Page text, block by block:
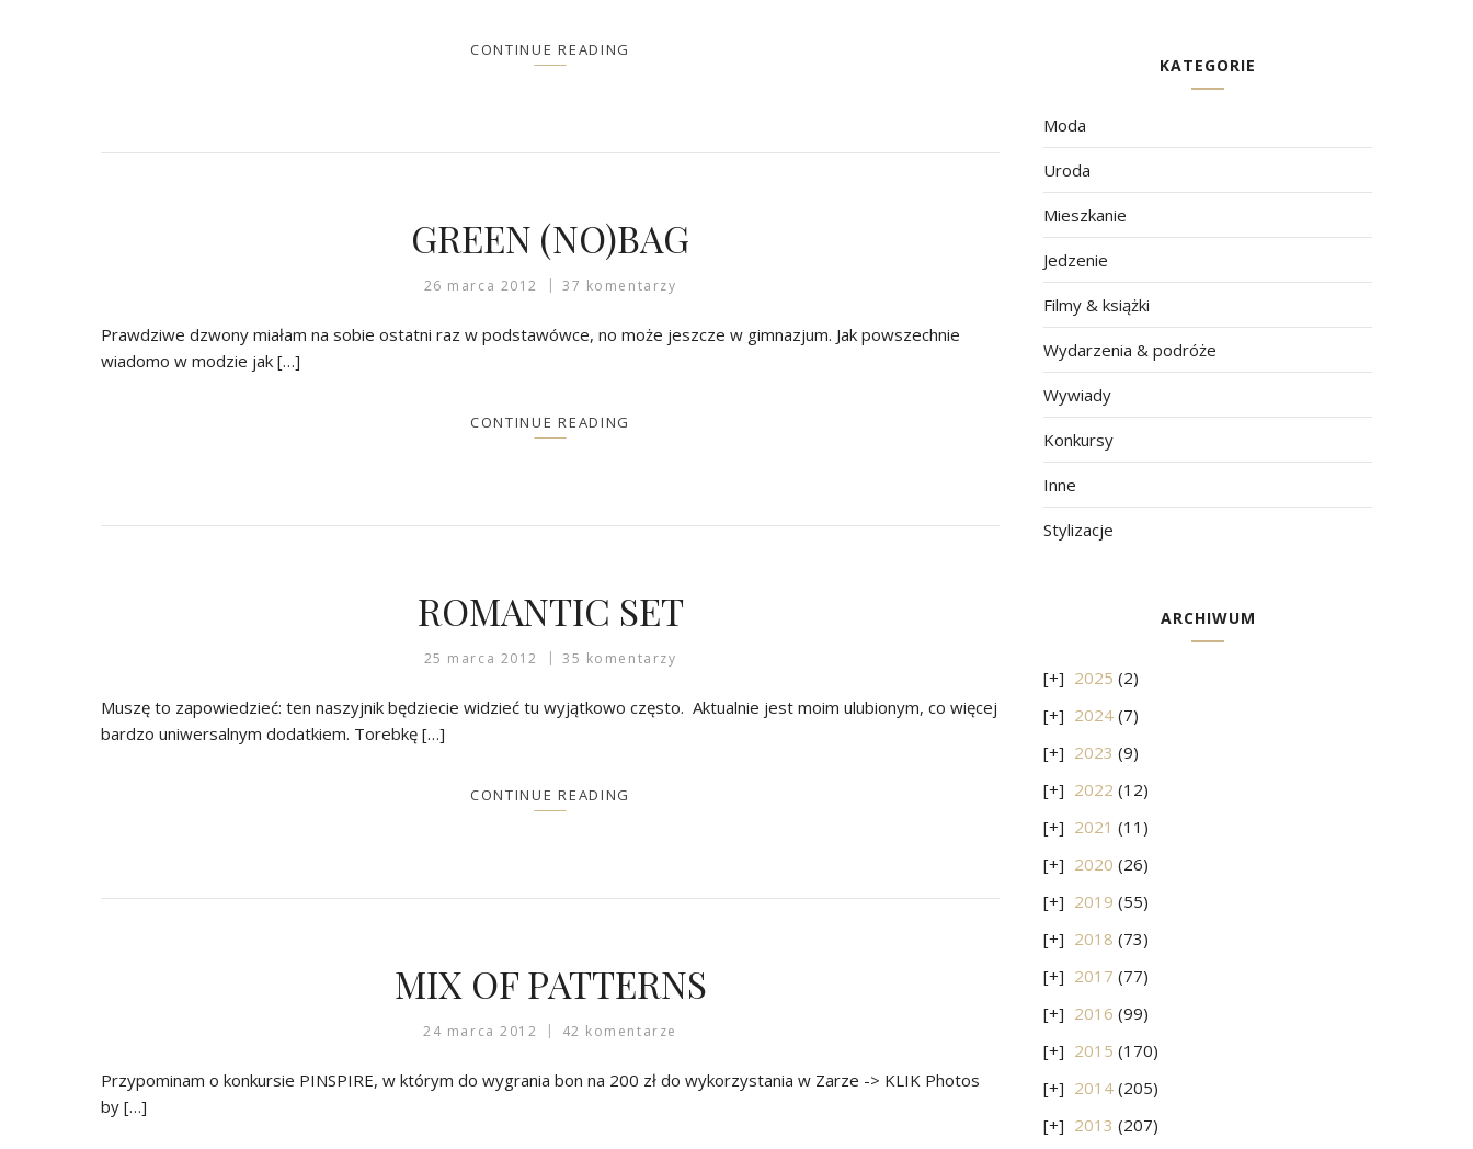
CONTINUE READING
GREEN (NO)BAG
26 marca 2012 37 komentarzy
Prawdziwe dzwony miałam na sobie ostatni raz w podstawówce, no może jeszcze w gimnazjum. Jak powszechnie
wiadomo w modzie jak […]
CONTINUE READING
ROMANTIC SET
25 marca 2012 35 komentarzy
Muszę to zapowiedzieć: ten naszyjnik będziecie widzieć tu wyjątkowo często. Aktualnie jest moim ulubionym, co więcej
bardzo uniwersalnym dodatkiem. Torebkę […]
CONTINUE READING
MIX OF PATTERNS
24 marca 2012 42 komentarze
Przypominam o konkursie PINSPIRE, w którym do wygrania bon na 200 zł do wykorzystania w Zarze -> KLIK Photos
by […]
KATEGORIE
Moda
Uroda
Mieszkanie
Jedzenie
Filmy & książki
Wydarzenia & podróże
Wywiady
Konkursy
Inne
Stylizacje
ARCHIWUM
2025 (2)
2024 (7)
2023 (9)
2022 (12)
2021 (11)
2020 (26)
2019 (55)
2018 (73)
2017 (77)
2016 (99)
2015 (170)
2014 (205)
2013 (207)